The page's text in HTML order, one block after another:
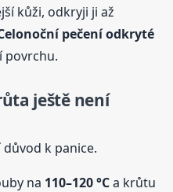
kůži, odkryji ji až
pečení odkryté
povrchu.
ještě není
důvod k panice.
na 110–120 °Ca krůtu